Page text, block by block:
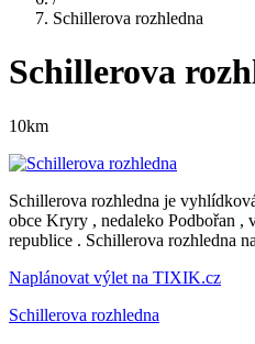
Schillerova rozhledna
Schillerova
10km
Schillerova rozhledna je
obce Kryry , nedaleko Podbořan ,
republice . Schillerova rozhledna
Naplánovat výlet na TIXIK.cz
Schillerova rozhledna